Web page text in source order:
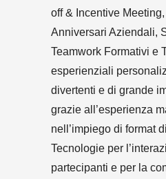
off& Incentive Meeting,
Anniversari Aziendali,
Teamwork Formativi e
esperienziali
divertenti e di grande
grazie all’esperienza
nell’impiego di format
Tecnologie per
partecipanti e per la